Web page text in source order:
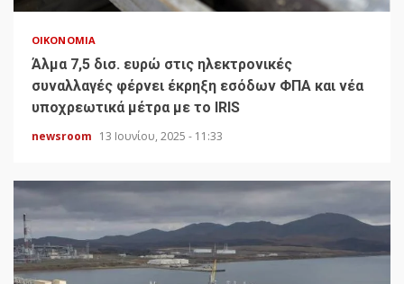
ΟΙΚΟΝΟΜΊΑ
Άλμα 7,5 δισ. ευρώ στις ηλεκτρονικές
συναλλαγές φέρνει έκρηξη εσόδων ΦΠΑ και νέα
υποχρεωτικά μέτρα με το IRIS
newsroom 13 Ιουνίου, 2025 - 11:33